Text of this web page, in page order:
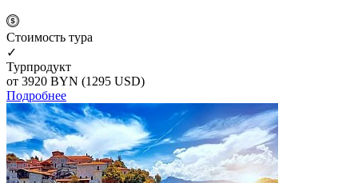
Cтоимость тура
✓
Турпродукт
от 3920 BYN (1295 USD)
Подробнее